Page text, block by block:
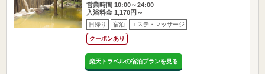
営業時間 10:00～24:00
入浴料金 1,170円～
日帰り 宿泊 エステ・マッサージ
クーポンあり
楽天トラベルの宿泊プランを見る